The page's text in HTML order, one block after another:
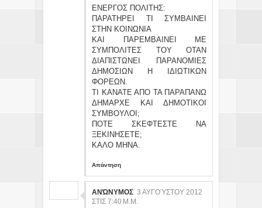
ΕΝΕΡΓΟΣ ΠΟΛΙΤΗΣ:
ΠΑΡΑΤΗΡΕΙ ΤΙ ΣΥΜΒΑΙΝΕΙ
ΣΤΗΝ ΚΟΙΝΩΝΙΑ
ΚΑΙ ΠΑΡΕΜΒΑΙΝΕΙ ΜΕ
ΣΥΜΠΟΛΙΤΕΣ ΤΟΥ ΟΤΑΝ
ΔΙΑΠΙΣΤΩΝΕΙ ΠΑΡΑΝΟΜΙΕΣ
ΔΗΜΟΣΙΩΝ Η ΙΔΙΩΤΙΚΩΝ
ΦΟΡΕΩΝ.
ΤΙ ΚΑΝΑΤΕ ΑΠΟ ΤΑ ΠΑΡΑΠΑΝΩ
ΔΗΜΑΡΧΕ ΚΑΙ ΔΗΜΟΤΙΚΟΙ
ΣΥΜΒΟΥΛΟΙ;
ΠΟΤΕ ΣΚΕΦΤΕΣΤΕ ΝΑ
ΞΕΚΙΝΗΣΕΤΕ;
ΚΑΛΟ ΜΗΝΑ.
Απάντηση
ΑΝΏΝΥΜΟΣ 3 ΑΥΓΟΎΣΤΟΥ 2012
ΣΤΙΣ 7:40 Μ.Μ.